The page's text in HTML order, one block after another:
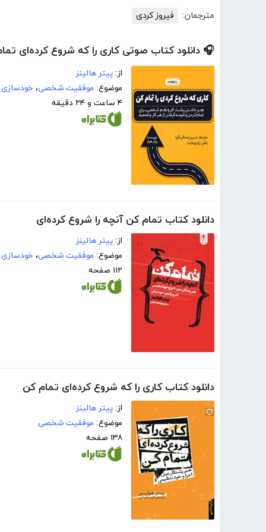
مترجمان: فیروز کردی
🎧 دانلود کتاب صوتی کاری را که شروع کرده‌ای
از: پیتر هالینز
موضوع: موفقیت شخصی، خودسازی
۴ ساعت و ۲۴ دقیقه
دانلود کتاب تمام کن آنچه را شروع کرده‌ای
از: پیتر هالینز
موضوع: موفقیت شخصی، خودسازی
۱۱۲ صفحه
دانلود کتاب کاری را که شروع کرده‌ای تمام کن
از: پیتر هالینز
موضوع: موفقیت شخصی
۱۳۸ صفحه